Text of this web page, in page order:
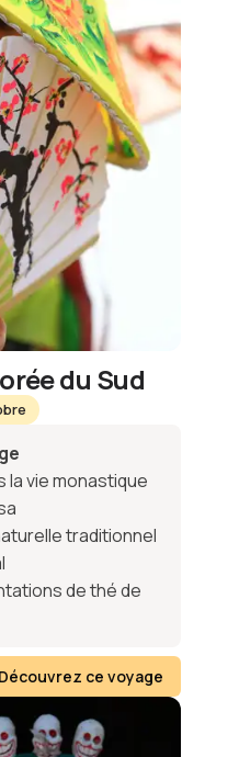
du Sud
la vie monastique
traditionnel
de thé de
Découvrez ce voyage